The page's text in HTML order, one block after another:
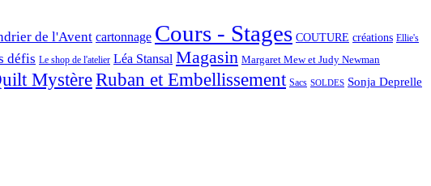
de l'Avent cartonnage Cours - Stages COUTURE créations Ellie's
défis Le shop de l'atelier Léa Stansal Magasin Margaret Mew et Judy Newman
MystèreRuban et Embellissement Sacs SOLDES Sonja Deprelle